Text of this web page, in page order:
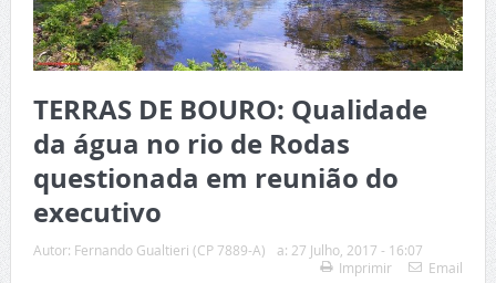
TERRAS DE BOURO: Qualidade
da água no rio de Rodas
questionada em reunião do
executivo
Autor: Fernando Gualtieri (CP 7889-A) a: 27 Julho, 2017 - 16:07
Imprimir
Email